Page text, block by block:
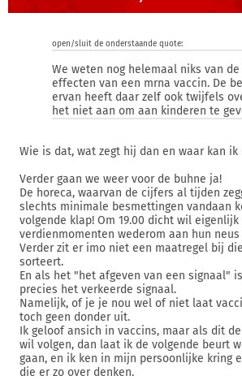
open/sluit de onderstaande quote:
We weten nog helemaal niks van
effecten van een mrna vaccin. De
ervan heeft daar zelf ook twijfels
het niet aan om aan kinderen te
Wie is dat, wat zegt hij dan en waar kan ik
Verder gaan we weer voor de buhne ja!
De horeca, waarvan de cijfers al tijden
slechts minimale besmettingen vandaan
volgende klap! Om 19.00 dicht wil eigenlijk
verdienmomenten wederom aan hun
Verder zit er imo niet een maatregel bij
sorteert.
En als het "het afgeven van een signaal"
precies het verkeerde signaal.
Namelijk, of je je nou wel of niet laat
toch geen donder uit.
Ik geloof ansich in vaccins, maar als dit
wil volgen, dan laat ik de volgende beurt
gaan, en ik ken in mijn persoonlijke kring
die er zo over denken.